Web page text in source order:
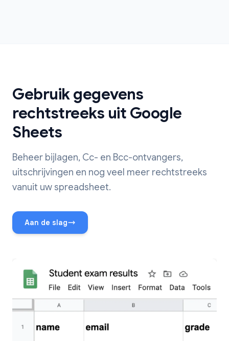
Gebruik gegevens
rechtstreeks uit Google
Sheets
Beheer bijlagen, Cc- en Bcc-ontvangers,
uitschrijvingen en nog veel meer rechtstreeks
vanuit uw spreadsheet.
Aan de slag